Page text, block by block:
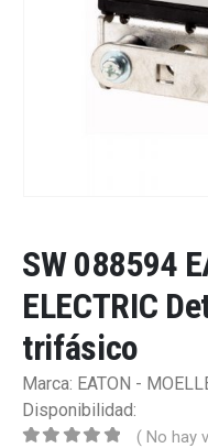
SW 088594
ELECTRIC
trifásico
Marca: EATON -
Disponibilidad:
( No hay